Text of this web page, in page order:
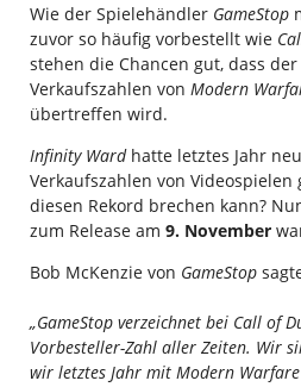
Wie der Spielehändler GameStop
zuvor so häufig vorbestellt wie
stehen die Chancen gut, dass
Verkaufszahlen von Modern
übertreffen wird.
Infinity Wardhatte letztes Jahr
Verkaufszahlen von Videospielen
diesen Rekord brechen kann?
zum Release am 9. November
Bob McKenzie von GameStop
„GameStop verzeichnet bei Call of
Vorbesteller-Zahl aller Zeiten. Wir
wir letztes Jahr mit Modern